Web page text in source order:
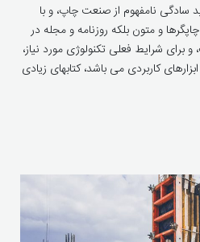
سادگی نامفهوم از صنعت چاپ، و با
و متون بلکه روزنامه و مجله در
برای شرایط فعلی تکنولوژی مورد نیاز،
کاربردی می باشد، کتابهای زیادی